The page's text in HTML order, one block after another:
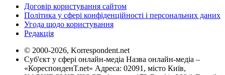
Договір користування сайтом
Політика у сфері конфіденційності і персональних даних
Угода щодо користування
Редакція
© 2000-2026, Korrespondent.net
Суб'єкт у сфері онлайн-медіа Назва онлайн-медіа –
«КореспонденТ.net» Адреса: 02091, місто Київ,